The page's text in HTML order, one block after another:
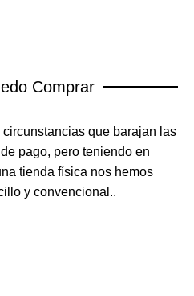
Comprar
que barajan las
pago, pero teniendo en
tienda física nos hemos
y convencional..